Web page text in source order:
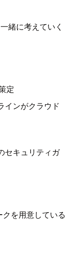
緒に考えていく
定
インがクラウド
セキュリティガ
を用意している